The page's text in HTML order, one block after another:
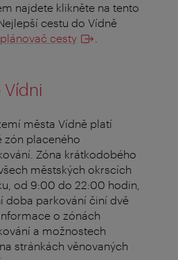
najdete klikněte na tento
Nejlepší cestu do Vídně
plánovač cesty
Vídni
města Vídně platí
zón placeného
Zóna krátkodobého
městských okrscích
od 9:00 do 22:00 hodin,
doba parkování činí dvě
o zónách
a možnostech
stránkách věnovaných